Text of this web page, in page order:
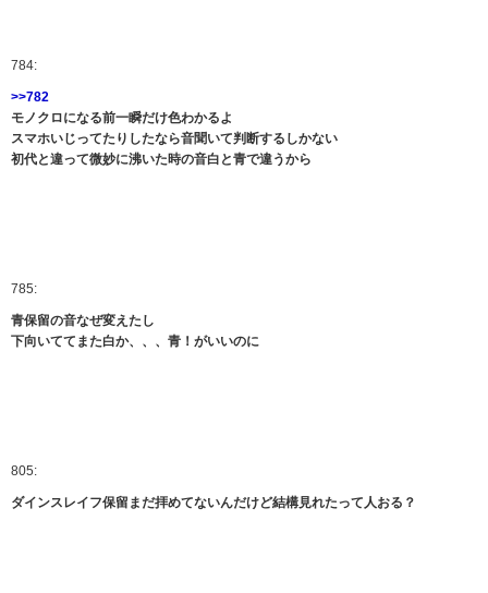
784:
>>782
モノクロになる前一瞬だけ色わかるよ
スマホいじってたりしたなら音聞いて判断するしかない
初代と違って微妙に沸いた時の音白と青で違うから
785:
青保留の音なぜ変えたし
下向いててまた白か、、、青！がいいのに
805:
ダインスレイフ保留まだ拝めてないんだけど結構見れたって人おる？